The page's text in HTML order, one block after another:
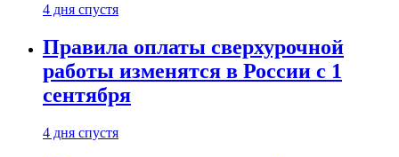
4 дня спустя
Правила оплаты сверхурочной
работы изменятся в России с 1
сентября
4 дня спустя